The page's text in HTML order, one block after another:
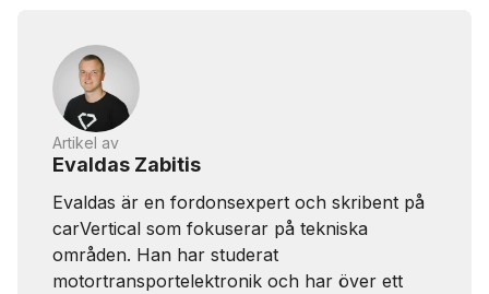
Artikel av
Evaldas Zabitis
Evaldas är en fordonsexpert och skribent på
carVertical som fokuserar på tekniska
områden. Han har studerat
motortransportelektronik och har över ett